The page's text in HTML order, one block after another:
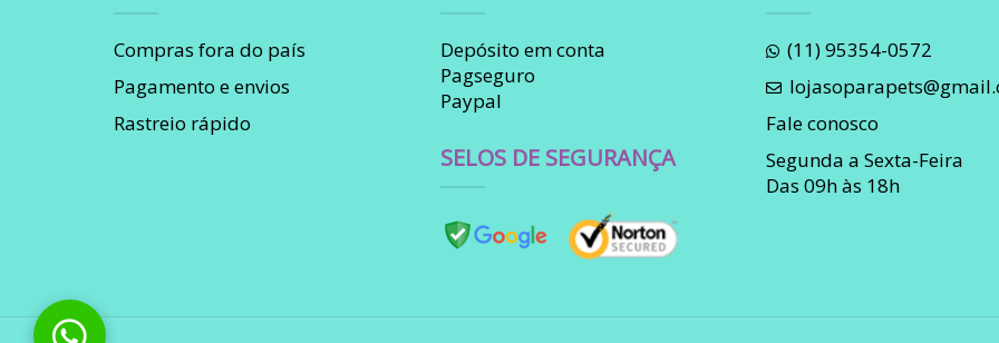
Compras fora do país
Pagamento e envios
Rastreio rápido
Depósito em conta
Pagseguro
Paypal
SELOS DE SEGURANÇA
(11) 95354-0572
Fale conosco
Segunda a Sexta-Feira
Das 09h às 18h